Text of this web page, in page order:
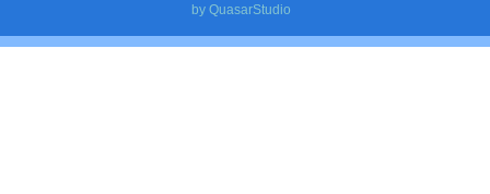
by QuasarStudio